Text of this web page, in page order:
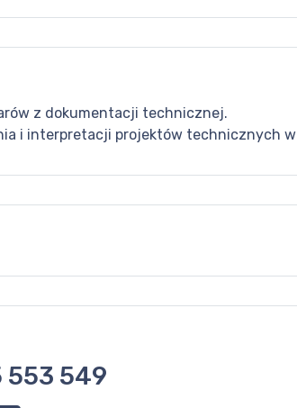
z dokumentacji technicznej.
i interpretacji projektów technicznych
553 549